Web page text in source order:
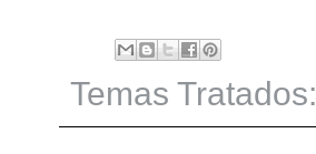
Temas Tratados: